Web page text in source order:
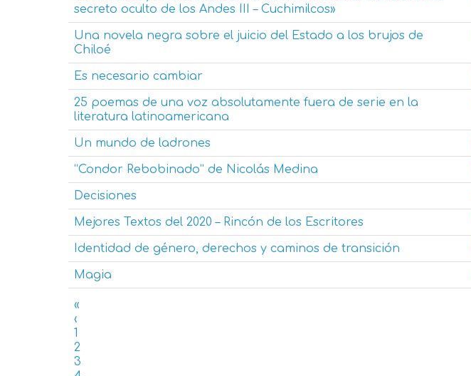
secreto oculto de los Andes III – Cuchimilcos»
Una novela negra sobre el juicio del Estado a los brujos de
Chiloé
Es necesario cambiar
25 poemas de una voz absolutamente fuera de serie en la
literatura latinoamericana
Un mundo de ladrones
“Condor Rebobinado” de Nicolás Medina
Decisiones
Mejores Textos del 2020 – Rincón de los Escritores
Identidad de género, derechos y caminos de transición
Magia
«
‹
1
2
3